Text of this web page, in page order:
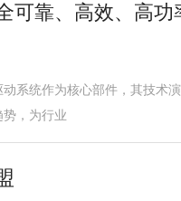
可靠、高效、高
系统作为核心部件，其技术
，为行业